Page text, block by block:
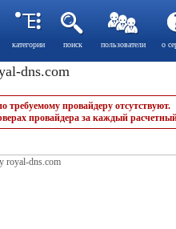
категории поиск пользователи о
dns.com
требуемому провайдеру отсутствуют.
провайдера за каждый